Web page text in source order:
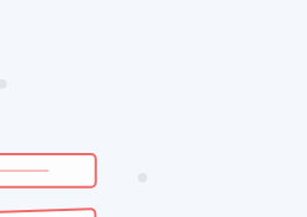
des déconvenues.